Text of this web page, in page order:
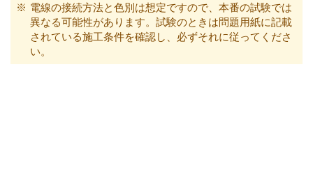
※ 電線の接続方法と色別は想定ですので、本番の試験では
異なる可能性があります。試験のときは問題用紙に記載
されている施工条件を確認し、必ずそれに従ってくださ
い。